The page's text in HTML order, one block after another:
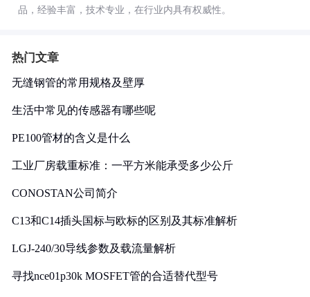
品，经验丰富，技术专业，在行业内具有权威性。
热门文章
无缝钢管的常用规格及壁厚
生活中常见的传感器有哪些呢
PE100管材的含义是什么
工业厂房载重标准：一平方米能承受多少公斤
CONOSTAN公司简介
C13和C14插头国标与欧标的区别及其标准解析
LGJ-240/30导线参数及载流量解析
寻找nce01p30k MOSFET管的合适替代型号